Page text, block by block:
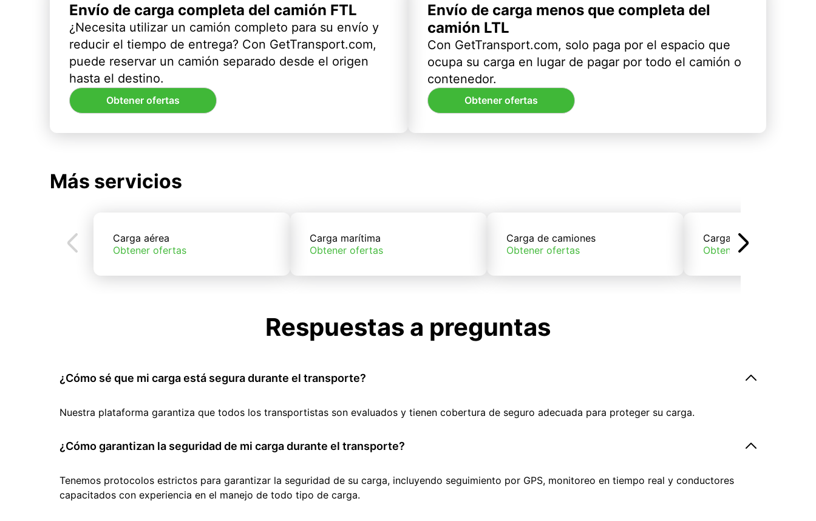
Envío de carga completa del camión FTL
¿Necesita utilizar un camión completo para su envío y
reducir el tiempo de entrega? Con GetTransport.com,
puede reservar un camión separado desde el origen
hasta el destino.
Obtener ofertas
Envío de carga menos que completa del
camión LTL
Con GetTransport.com, solo paga por el espacio que
ocupa su carga en lugar de pagar por todo el camión o
contenedor.
Obtener ofertas
Más servicios
Carga aérea
Obtener ofertas
Carga marítima
Obtener ofertas
Carga de camiones
Obtener ofertas
Carga de trenes
Obtener ofertas
Respuestas a preguntas
¿Cómo sé que mi carga está segura durante el transporte?
Nuestra plataforma garantiza que todos los transportistas son evaluados y tienen cobertura de seguro adecuada para proteger su carga.
¿Cómo garantizan la seguridad de mi carga durante el transporte?
Tenemos protocolos estrictos para garantizar la seguridad de su carga, incluyendo seguimiento por GPS, monitoreo en tiempo real y conductores
capacitados con experiencia en el manejo de todo tipo de carga.